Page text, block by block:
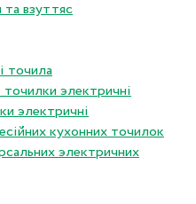
взуттяс
точила
электричнi
электричнi
кухонних точилок
электричних